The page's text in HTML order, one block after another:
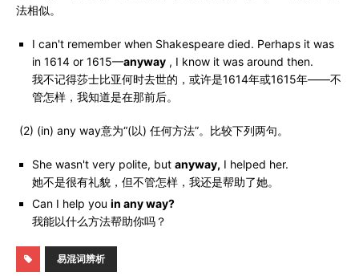
法相似。
I can't remember when Shakespeare died. Perhaps it was
in 1614 or 1615—anyway , I know it was around then.
我不记得莎士比亚何时去世的，或许是1614年或1615年——不
管怎样，我知道是在那前后。
(2) (in) any way意为“(以) 任何方法”。比较下列两句。
She wasn't very polite, but anyway, I helped her.
她不是很有礼貌，但不管怎样，我还是帮助了她。
Can I help you in any way?
我能以什么方法帮助你吗？
易混词辨析